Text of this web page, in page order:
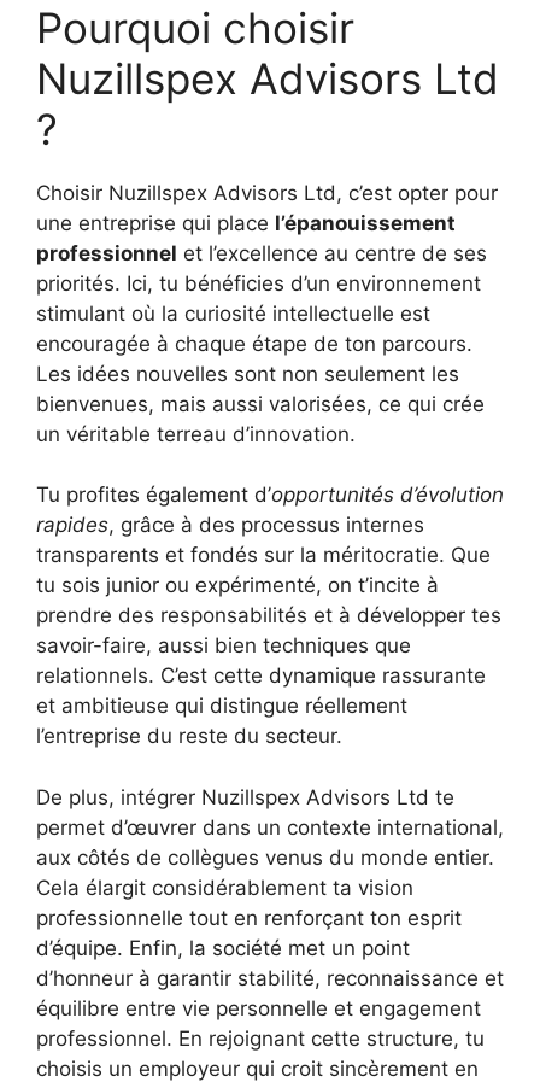
Pourquoi choisir
Nuzillspex Advisors Ltd
?
Choisir Nuzillspex Advisors Ltd, c’est opter pour
une entreprise qui place l’épanouissement
professionnel et l’excellence au centre de ses
priorités. Ici, tu bénéficies d’un environnement
stimulant où la curiosité intellectuelle est
encouragée à chaque étape de ton parcours.
Les idées nouvelles sont non seulement les
bienvenues, mais aussi valorisées, ce qui crée
un véritable terreau d’innovation.
Tu profites également d’opportunités d’évolution
rapides, grâce à des processus internes
transparents et fondés sur la méritocratie. Que
tu sois junior ou expérimenté, on t’incite à
prendre des responsabilités et à développer tes
savoir-faire, aussi bien techniques que
relationnels. C’est cette dynamique rassurante
et ambitieuse qui distingue réellement
l’entreprise du reste du secteur.
De plus, intégrer Nuzillspex Advisors Ltd te
permet d’œuvrer dans un contexte international,
aux côtés de collègues venus du monde entier.
Cela élargit considérablement ta vision
professionnelle tout en renforçant ton esprit
d’équipe. Enfin, la société met un point
d’honneur à garantir stabilité, reconnaissance et
équilibre entre vie personnelle et engagement
professionnel. En rejoignant cette structure, tu
choisis un employeur qui croit sincèrement en